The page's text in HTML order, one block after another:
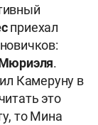
приехал
.
Камеруну в
это
то Мина